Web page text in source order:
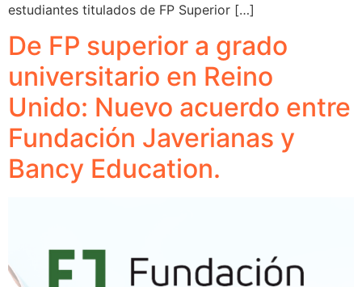
estudiantes titulados de FP Superior […]
De FP superior a grado
universitario en Reino
Unido: Nuevo acuerdo entre
Fundación Javerianas y
Bancy Education.